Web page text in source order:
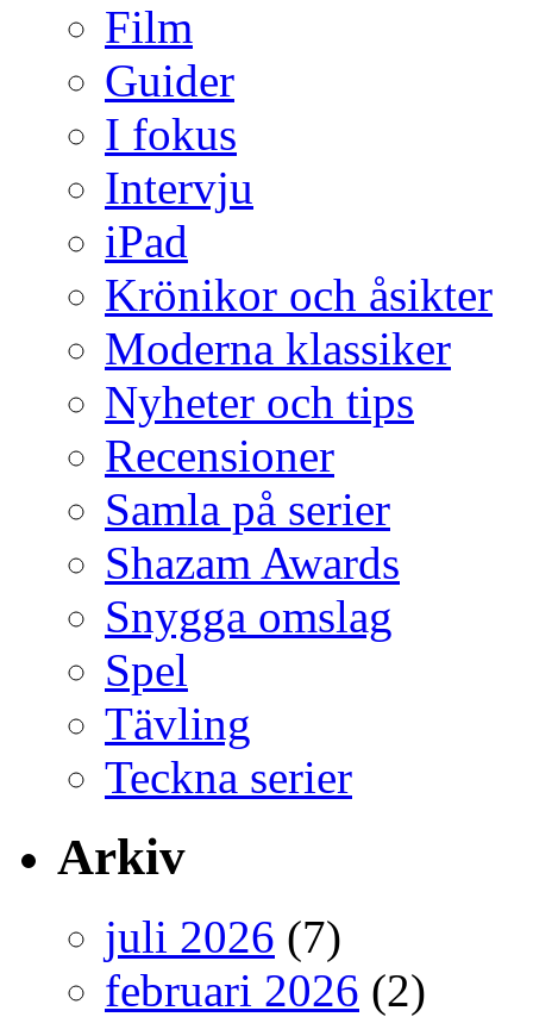
Film
Guider
I fokus
Intervju
iPad
Krönikor och åsikter
Moderna klassiker
Nyheter och tips
Recensioner
Samla på serier
Shazam Awards
Snygga omslag
Spel
Tävling
Teckna serier
Arkiv
juli 2026 (7)
februari 2026 (2)